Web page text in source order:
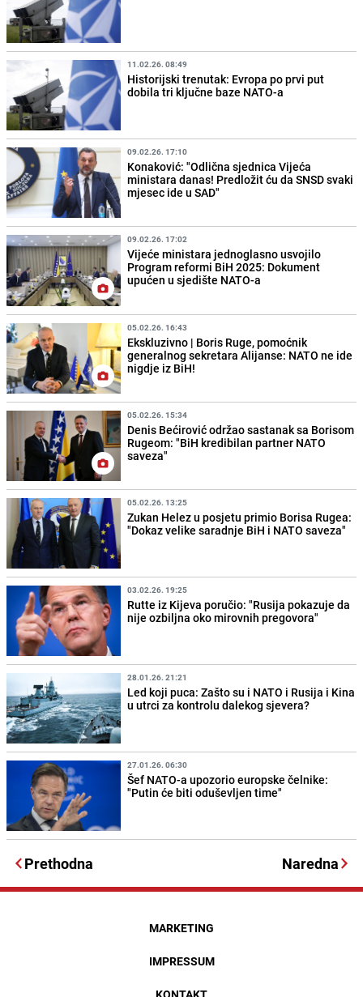
11.02.26. 08:49
Historijski trenutak: Evropa po prvi put
dobila tri ključne baze NATO-a
09.02.26. 17:10
Konaković: "Odlična sjednica Vijeća
ministara danas! Predložit ću da SNSD svaki
mjesec ide u SAD"
09.02.26. 17:02
Vijeće ministara jednoglasno usvojilo
Program reformi BiH 2025: Dokument
upućen u sjedište NATO-a
05.02.26. 16:43
Ekskluzivno | Boris Ruge, pomoćnik
generalnog sekretara Alijanse: NATO ne ide
nigdje iz BiH!
05.02.26. 15:34
Denis Bećirović održao sastanak sa Borisom
Rugeom: "BiH kredibilan partner NATO
saveza"
05.02.26. 13:25
Zukan Helez u posjetu primio Borisa Rugea:
"Dokaz velike saradnje BiH i NATO saveza"
03.02.26. 19:25
Rutte iz Kijeva poručio: "Rusija pokazuje da
nije ozbiljna oko mirovnih pregovora"
28.01.26. 21:21
Led koji puca: Zašto su i NATO i Rusija i Kina
u utrci za kontrolu dalekog sjevera?
27.01.26. 06:30
Šef NATO-a upozorio europske čelnike:
"Putin će biti oduševljen time"
Prethodna Naredna
MARKETING
IMPRESSUM